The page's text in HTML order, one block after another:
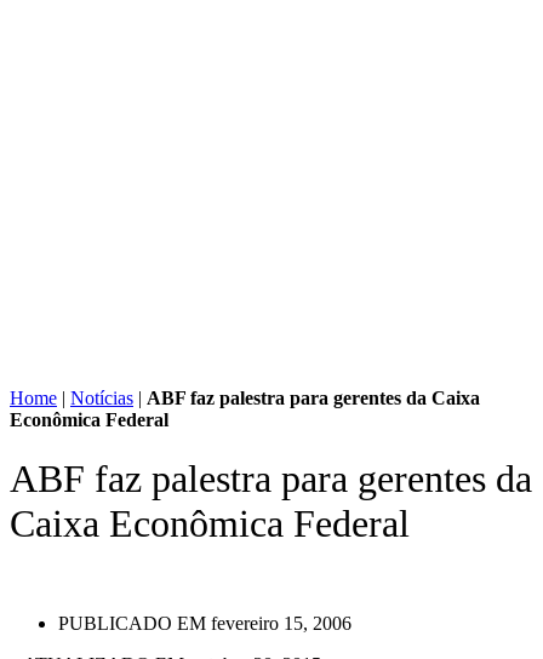
Home | Notícias | ABF faz palestra para gerentes da Caixa
Econômica Federal
ABF faz palestra para gerentes da
Caixa Econômica Federal
PUBLICADO EM fevereiro 15, 2006